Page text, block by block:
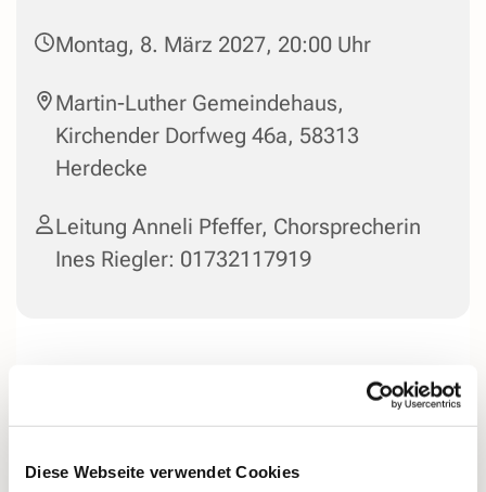
Diese Webseite verwendet Cookies
Montag, 8. März 2027, 20:00 Uhr
Martin-Luther Gemeindehaus,
Kirchender Dorfweg 46a, 58313
Herdecke
Leitung Anneli Pfeffer, Chorsprecherin
Ines Riegler: 01732117919
vierstimmig in Sopran, Alt, Tenor und Bass
Mit Freude gestalten wir Gottesdienste und kirchliche